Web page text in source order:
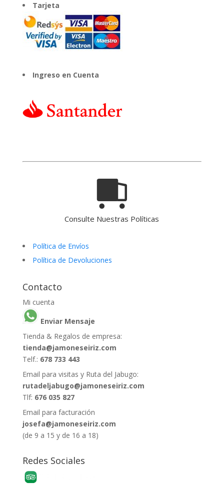
Tarjeta
Ingreso en Cuenta
Consulte Nuestras Políticas
Política de Envíos
Política de Devoluciones
Contacto
Mi cuenta
Enviar Mensaje
Tienda & Regalos de empresa:
tienda@jamoneseiriz.com
Telf.: 678 733 443
Email para visitas y Ruta del Jabugo:
rutadeljabugo@jamoneseiriz.com
Tlf: 676 035 827
Email para facturación
josefa@jamoneseiriz.com
(de 9 a 15 y de 16 a 18)
Redes Sociales